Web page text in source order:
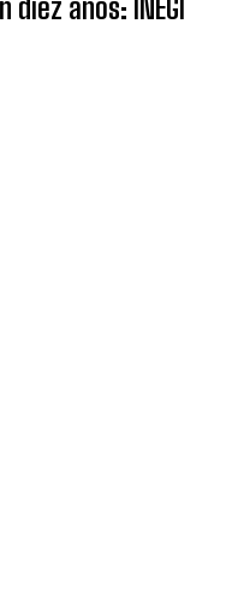
años: INEGI